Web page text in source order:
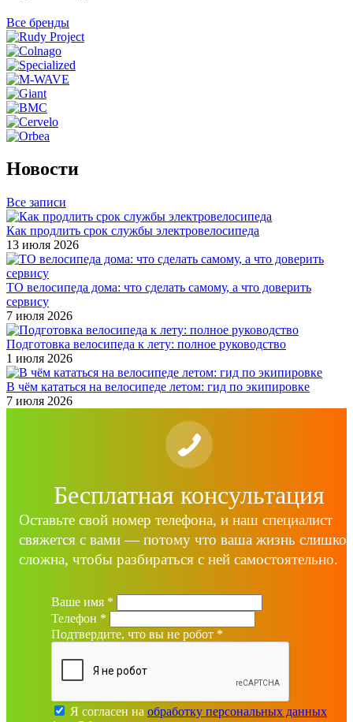
Все бренды
Новости
Все записи
Как продлить срок службы электровелосипеда
13 июля 2026
ТО велосипеда дома: что сделать самому, а что доверить
сервису
7 июля 2026
Подготовка велосипеда к лету: полное руководство
1 июля 2026
В чём кататься на велосипеде летом: гид по экипировке
7 июля 2026
Бесплатная консультация
Оставьте свой номер телефона, и наш специалист
свяжется с вами — потому что ваша жизнь
сложна, чтобы разбираться с ней самостоятельно.
Ваше имя *
Телефон *
Подтвердите, что вы не робот *
Я согласен на обработку персональных данных